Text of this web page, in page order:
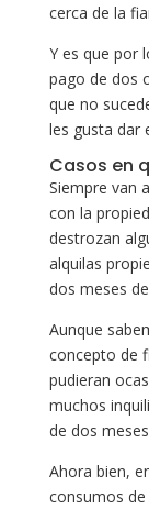
cerca de la
Y es que por
pago de dos
que no
les gusta dar
Casos en
Siempre van
con la
destrozan
alquilas
dos meses
Aunque
concepto de
pudieran
muchos
de dos
Ahora bien,
consumos de